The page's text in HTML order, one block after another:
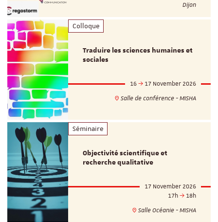
Dijon
Colloque
Traduire les sciences humaines et
sociales
16
17 November 2026
Salle de conférence - MISHA
Séminaire
Objectivité scientifique et
recherche qualitative
17 November 2026
17h
18h
Salle Océanie - MISHA